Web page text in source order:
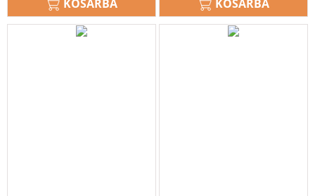
KOSÁRBA KOSÁRBA